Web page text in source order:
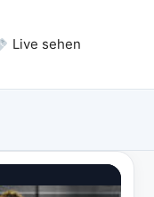
Live sehen